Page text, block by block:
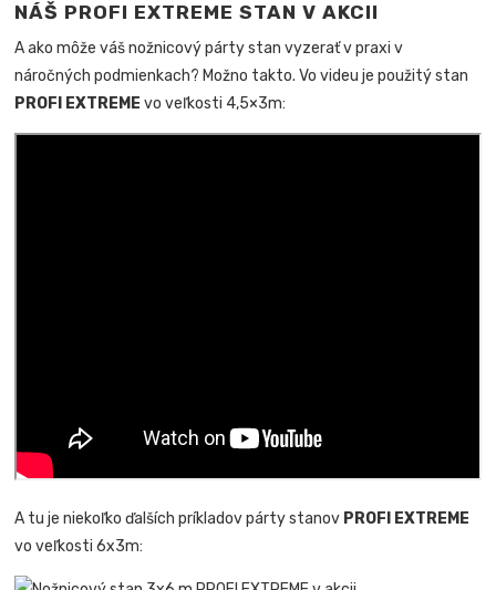
NÁŠ PROFI EXTREME STAN V AKCII
A ako môže váš nožnicový párty stan vyzerať v praxi v
náročných podmienkach? Možno takto. Vo videu je použitý stan
PROFI EXTREME vo veľkosti 4,5×3m:
A tu je niekoľko ďalších príkladov párty stanov PROFI EXTREME
vo veľkosti 6x3m: